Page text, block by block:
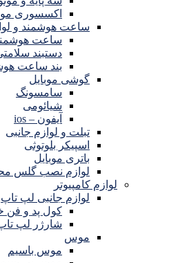
اکسسوری
ساعت هوشمند و
ساعت
دستبند
بند ساعت
گوشی موبایل
سامسونگ
شیائومی
آیفون – ios
تبلت و لوازم جانبی
اسپیکر بلوتوثی
باتری موبایل
لوازم نصب گلس
لوازم کامپیوتر
لوازم جانبی لپ تاپ
کول پد و فن
شارژر لپ
موس
موس باسیم